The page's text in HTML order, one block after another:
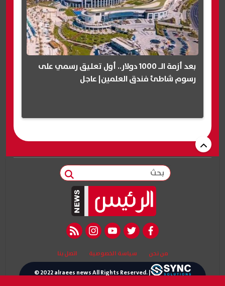
بعد أزمة الـ 1000 دولار.. أول تعليق رسمي على
رسوم شاطئ فندق العلمين| عاجل
بحث
facebook
twitter
youtube
instagram
rss feed
من نحن سياسة الخصوصية اتصل بنا
© 2022 alraees news All Rights Reserved. |